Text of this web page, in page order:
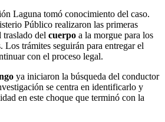
Laguna tomó conocimiento del caso.
Público realizaron las primeras
del cuerpo a la morgue para los
Los trámites seguirán para entregar el
con el proceso legal.
ya iniciaron la búsqueda del conductor
se centra en identificarlo y
en este choque que terminó con la